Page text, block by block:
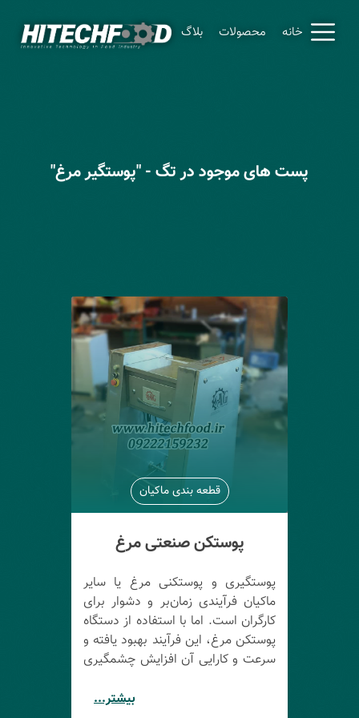
خانه محصولات بلاگ
پست های موجود در تگ - "پوستگیر مرغ"
قطعه بندی ماکیان
پوستکن صنعتی مرغ
پوستگیری و پوستکنی مرغ یا سایر
ماکیان فرآیندی زمان‌بر و دشوار برای
کارگران است. اما با استفاده از دستگاه
پوستکن مرغ، این فرآیند بهبود یافته و
سرعت و کارایی آن افزایش چشمگیری
پوستکنی مرغ را با سرعت بالا در
بیشتر...